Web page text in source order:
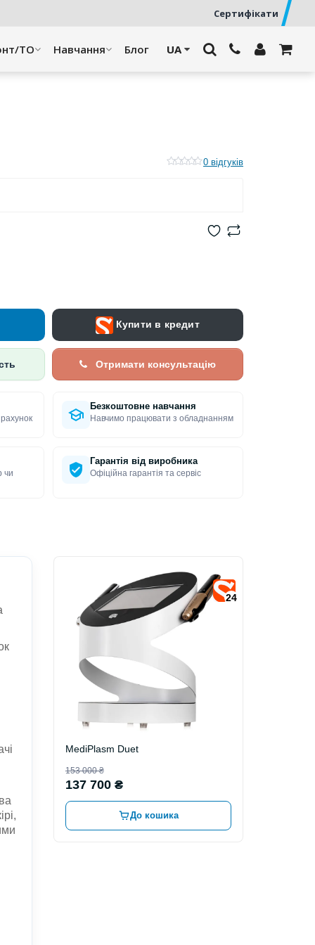
Сертифікати
ТО Навчання Блог
0 відгуків
Купити в кредит
Отримати консультацію
Безкоштовне навчання
Навчимо працювати з обладнанням
чи
Гарантія від виробника
Офіційна гарантія та сервіс
24
MediPlasm Duet
153 000 ₴
137 700 ₴
До кошика